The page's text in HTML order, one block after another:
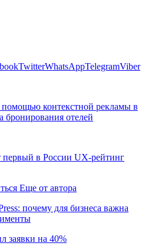
TwitterWhatsAppTelegramViber
контекстной рекламы в
бронирования отелей
первый в России UX-рейтинг
Еще от автора
почему для бизнеса важна
заявки на 40%